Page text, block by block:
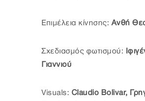
Επιμέλεια κίνησης: Ανθή
Σχεδιασμός φωτισμού:
Γιαννιού
Visuals: Claudio Bolivar,